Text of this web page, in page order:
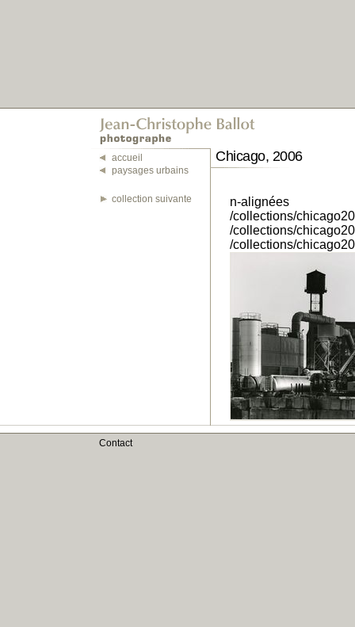
accueil
paysages urbains
collection suivante
Chicago, 2006
n-alignées
/collections/
/collections/
/collections/
Contact